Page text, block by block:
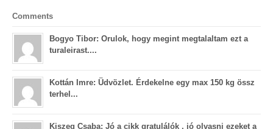
Comments
Bogyo Tibor: Orulok, hogy megint megtalaltam ezt a
turaleirast....
Kottán Imre: Üdvözlet. Érdekelne egy max 150 kg össz
terhel...
Kiszeg Csaba: Jó a cikk gratulálók , jó olvasni ezeket a